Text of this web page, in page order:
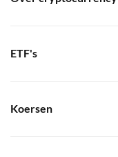
ETF's
Koersen